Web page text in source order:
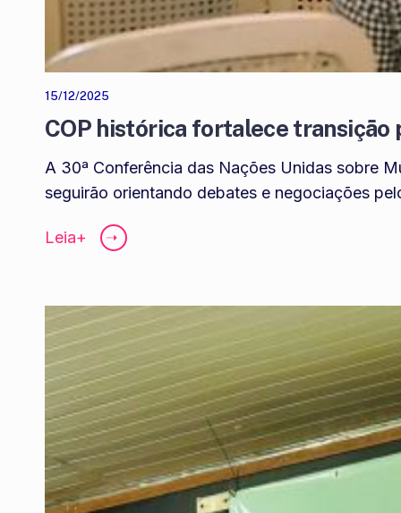
15/12/2025
COP histórica fortalece transição
A 30ª Conferência das Nações Unidas sobre
seguirão orientando debates e negociações
Leia+ ➝